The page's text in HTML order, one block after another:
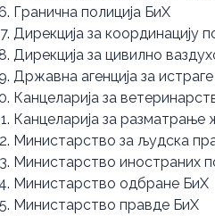
Гранична полиција БиХ
Дирекција за координацију
Дирекција за цивилно
Државна агенција за
Канцеларија за
Канцеларија за разматрање
Министарство за људска
Министарство иностраних
Министарство одбране БиХ
Министарство правде БиХ